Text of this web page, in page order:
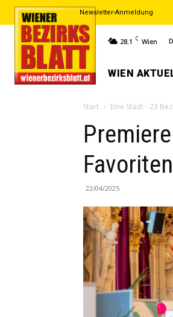
Newsletter-Anmeldung
28.1 C Wien
WIEN
Start Eine Stadt - 23
Favoriten
22/04/2025